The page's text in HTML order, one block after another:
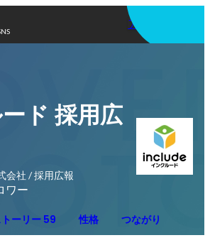
アプリを使う
ド 採用広
会社 / 採用広報
ワー
ーリー 59 性格 つながり